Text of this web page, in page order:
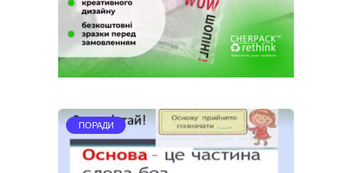
ПОРАДИ